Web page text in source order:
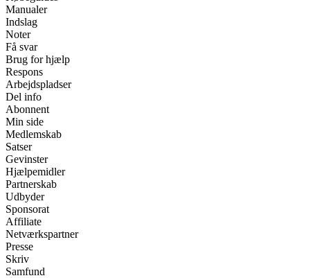
Manualer
Indslag
Noter
Få svar
Brug for hjælp
Respons
Arbejdspladser
Del info
Abonnent
Min side
Medlemskab
Satser
Gevinster
Hjælpemidler
Partnerskab
Udbyder
Sponsorat
Affiliate
Netværkspartner
Presse
Skriv
Samfund